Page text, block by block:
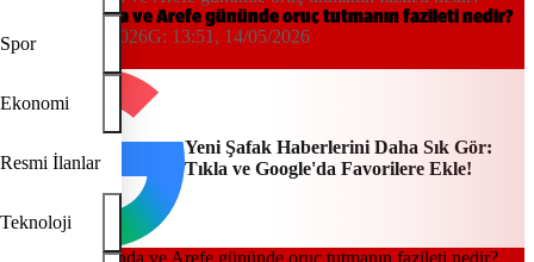
Spor
Ekonomi
Resmi İlanlar
Teknoloji
Zilhicce ayında ve Arefe gününde oruç tutmanın fazileti nedir?
13:48, 14/05/2026G: 13:51, 14/05/2026
Yeni Şafak
Yeni Şafak Haberlerini Daha Sık Gör:
Tıkla ve Google'da Favorilere Ekle!